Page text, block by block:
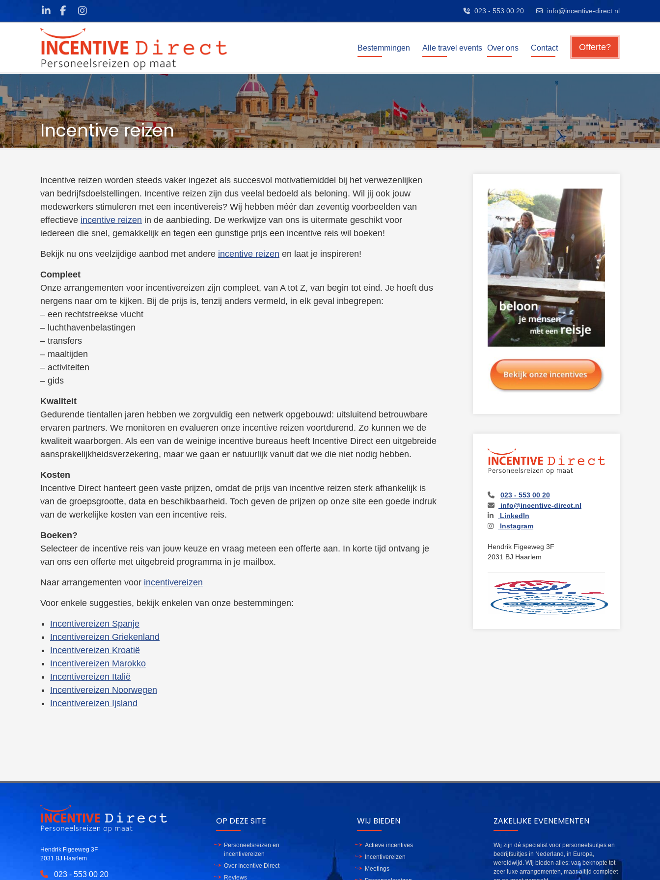
Skip to content 023 - 553 00 20 info@incentive-direct.nl
Offerte?
Bestemmingen Alle travel events Over ons Contact
Incentive reizen
Incentive reizen worden steeds vaker ingezet als succesvol motivatiemiddel bij het verwezenlijken
van bedrijfsdoelstellingen. Incentive reizen zijn dus veelal bedoeld als beloning. Wil jij ook jouw
medewerkers stimuleren met een incentivereis? Wij hebben méér dan zeventig voorbeelden van
effectieve incentive reizen in de aanbieding. De werkwijze van ons is uitermate geschikt voor
iedereen die snel, gemakkelijk en tegen een gunstige prijs een incentive reis wil boeken!
Bekijk nu ons veelzijdige aanbod met andere incentive reizen en laat je inspireren!
Compleet
Onze arrangementen voor incentivereizen zijn compleet, van A tot Z, van begin tot eind. Je hoeft dus
nergens naar om te kijken. Bij de prijs is, tenzij anders vermeld, in elk geval inbegrepen:
– een rechtstreekse vlucht
– luchthavenbelastingen
– transfers
– maaltijden
– activiteiten
– gids
Kwaliteit
Gedurende tientallen jaren hebben we zorgvuldig een netwerk opgebouwd: uitsluitend betrouwbare
ervaren partners. We monitoren en evalueren onze incentive reizen voortdurend. Zo kunnen we de
kwaliteit waarborgen. Als een van de weinige incentive bureaus heeft Incentive Direct een uitgebreide
aansprakelijkheidsverzekering, maar we gaan er natuurlijk vanuit dat we die niet nodig hebben.
Kosten
Incentive Direct hanteert geen vaste prijzen, omdat de prijs van incentive reizen sterk afhankelijk is
van de groepsgrootte, data en beschikbaarheid. Toch geven de prijzen op onze site een goede indruk
van de werkelijke kosten van een incentive reis.
Boeken?
Selecteer de incentive reis van jouw keuze en vraag meteen een offerte aan. In korte tijd ontvang je
van ons een offerte met uitgebreid programma in je mailbox.
Naar arrangementen voor incentivereizen
Voor enkele suggesties, bekijk enkelen van onze bestemmingen:
Incentivereizen Spanje
Incentivereizen Griekenland
Incentivereizen Kroatië
Incentivereizen Marokko
Incentivereizen Italië
Incentivereizen Noorwegen
Incentivereizen Ijsland
023 - 553 00 20
info@incentive-direct.nl
LinkedIn
Instagram
Hendrik Figeeweg 3F
2031 BJ Haarlem
Hendrik Figeeweg 3F
2031 BJ Haarlem
023 - 553 00 20
OP DEZE SITE
Personeelsreizen en
incentivereizen
Over Incentive Direct
Reviews
WIJ BIEDEN
Actieve incentives
Incentivereizen
Meetings
ZAKELIJKE EVENEMENTEN
Wij zijn dé specialist voor personeelsuitjes en
bedrijfsuitjes in Nederland, in Europa,
wereldwijd. Wij bieden alles: van beknopte tot
zeer luxe arrangementen, maar altijd compleet